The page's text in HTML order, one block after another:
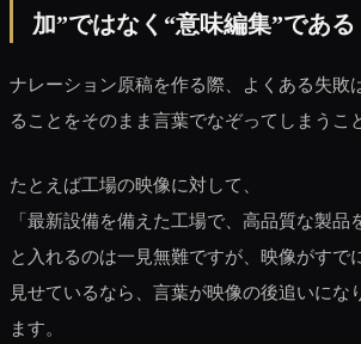
加”ではなく“意味編集”である
ナレーション原稿を作る際、よくある失敗
ることをそのまま言葉でなぞってしまうこ
たとえば工場の映像に対して、
「最新設備を備えた工場で、高品質な製品
と入れるのは一見無難ですが、映像がすで
見せているなら、言葉が映像の後追いにな
ます。